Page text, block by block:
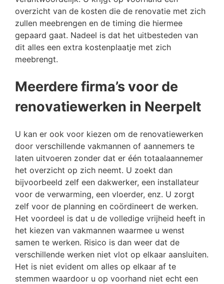
overzicht van de kosten die de renovatie met zich
zullen meebrengen en de timing die hiermee
gepaard gaat. Nadeel is dat het uitbesteden van
dit alles een extra kostenplaatje met zich
meebrengt.
Meerdere firma’s voor de
renovatiewerken in Neerpelt
U kan er ook voor kiezen om de renovatiewerken
door verschillende vakmannen of aannemers te
laten uitvoeren zonder dat er één totaalaannemer
het overzicht op zich neemt. U zoekt dan
bijvoorbeeld zelf een dakwerker, een installateur
voor de verwarming, een vloerder, enz. U zorgt
zelf voor de planning en coördineert de werken.
Het voordeel is dat u de volledige vrijheid heeft in
het kiezen van vakmannen waarmee u wenst
samen te werken. Risico is dan weer dat de
verschillende werken niet vlot op elkaar aansluiten.
Het is niet evident om alles op elkaar af te
stemmen waardoor u op voorhand niet echt een